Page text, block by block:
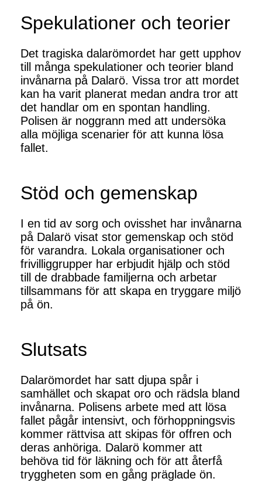
Spekulationer och teorier
Det tragiska dalarömordet har gett upphov
till många spekulationer och teorier bland
invånarna på Dalarö. Vissa tror att mordet
kan ha varit planerat medan andra tror att
det handlar om en spontan handling.
Polisen är noggrann med att undersöka
alla möjliga scenarier för att kunna lösa
fallet.
Stöd och gemenskap
I en tid av sorg och ovisshet har invånarna
på Dalarö visat stor gemenskap och stöd
för varandra. Lokala organisationer och
frivilliggrupper har erbjudit hjälp och stöd
till de drabbade familjerna och arbetar
tillsammans för att skapa en tryggare miljö
på ön.
Slutsats
Dalarömordet har satt djupa spår i
samhället och skapat oro och rädsla bland
invånarna. Polisens arbete med att lösa
fallet pågår intensivt, och förhoppningsvis
kommer rättvisa att skipas för offren och
deras anhöriga. Dalarö kommer att
behöva tid för läkning och för att återfå
tryggheten som en gång präglade ön.